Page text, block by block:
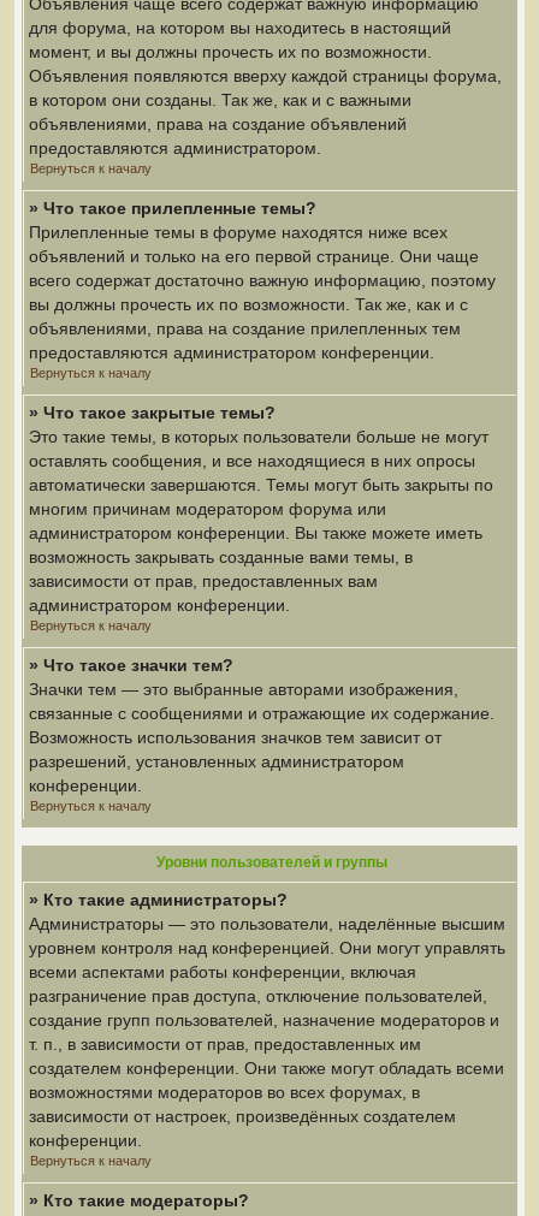
для форума, на котором вы находитесь в настоящий
момент, и вы должны прочесть их по возможности.
Объявления появляются вверху каждой страницы форума,
в котором они созданы. Так же, как и с важными
объявлениями, права на создание объявлений
предоставляются администратором.
Вернуться к началу
» Что такое прилепленные темы?
Прилепленные темы в форуме находятся ниже всех
объявлений и только на его первой странице. Они чаще
всего содержат достаточно важную информацию, поэтому
вы должны прочесть их по возможности. Так же, как и с
объявлениями, права на создание прилепленных тем
предоставляются администратором конференции.
Вернуться к началу
» Что такое закрытые темы?
Это такие темы, в которых пользователи больше не могут
оставлять сообщения, и все находящиеся в них опросы
автоматически завершаются. Темы могут быть закрыты по
многим причинам модератором форума или
администратором конференции. Вы также можете иметь
возможность закрывать созданные вами темы, в
зависимости от прав, предоставленных вам
администратором конференции.
Вернуться к началу
» Что такое значки тем?
Значки тем — это выбранные авторами изображения,
связанные с сообщениями и отражающие их содержание.
Возможность использования значков тем зависит от
разрешений, установленных администратором
конференции.
Вернуться к началу
Уровни пользователей и группы
» Кто такие администраторы?
Администраторы — это пользователи, наделённые высшим
уровнем контроля над конференцией. Они могут управлять
всеми аспектами работы конференции, включая
разграничение прав доступа, отключение пользователей,
создание групп пользователей, назначение модераторов и
т. п., в зависимости от прав, предоставленных им
создателем конференции. Они также могут обладать всеми
возможностями модераторов во всех форумах, в
зависимости от настроек, произведённых создателем
конференции.
Вернуться к началу
» Кто такие модераторы?